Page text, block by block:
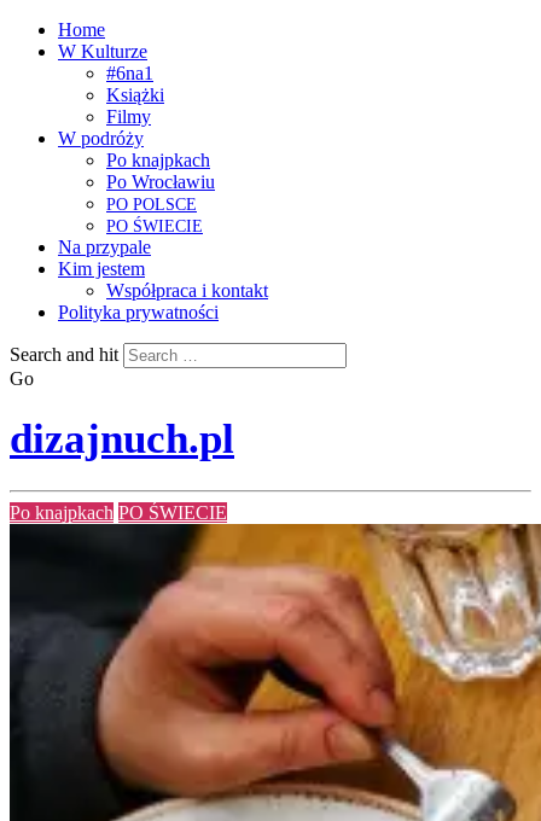
Home
W Kulturze
#6na1
Książki
Filmy
W podróży
Po knajpkach
Po Wrocławiu
PO POLSCE
PO ŚWIECIE
Na przypale
Kim jestem
Współpraca i kontakt
Polityka prywatności
Search and hit
Go
dizajnuch.pl
Po knajpkach PO ŚWIECIE